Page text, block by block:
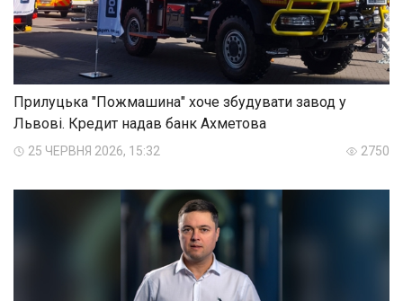
Прилуцька "Пожмашина" хоче збудувати завод у
Львові. Кредит надав банк Ахметова
25 ЧЕРВНЯ 2026, 15:32 2750